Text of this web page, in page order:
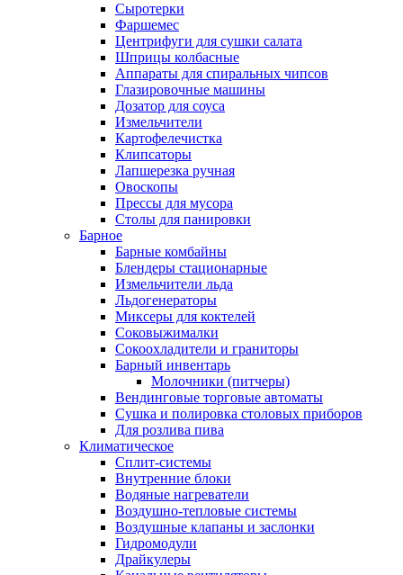
Сыротерки
Фаршемес
Центрифуги для сушки салата
Шприцы колбасные
Аппараты для спиральных чипсов
Глазировочные машины
Дозатор для соуса
Измельчители
Картофелечистка
Клипсаторы
Лапшерезка ручная
Овоскопы
Прессы для мусора
Столы для панировки
Барное
Барные комбайны
Блендеры стационарные
Измельчители льда
Льдогенераторы
Миксеры для коктелей
Соковыжималки
Сокоохладители и граниторы
Барный инвентарь
Молочники (питчеры)
Вендинговые торговые автоматы
Сушка и полировка столовых приборов
Для розлива пива
Климатическое
Сплит-системы
Внутренние блоки
Водяные нагреватели
Воздушно-тепловые системы
Воздушные клапаны и заслонки
Гидромодули
Драйкулеры